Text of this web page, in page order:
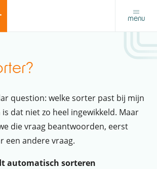
menu
question: welke sorter past bij mijn
is dat niet zo heel ingewikkeld. Maar
die vraag beantwoorden, eerst
een andere vraag.
automatisch sorteren